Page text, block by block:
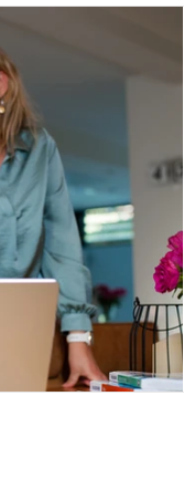
Onderwijs
Open dagen
Motivatie